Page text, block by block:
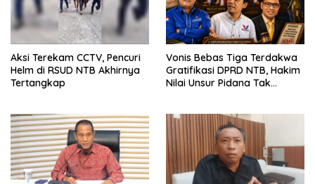
Aksi Terekam CCTV, Pencuri
Helm di RSUD NTB Akhirnya
Tertangkap
Vonis Bebas Tiga Terdakwa
Gratifikasi DPRD NTB, Hakim
Nilai Unsur Pidana Tak